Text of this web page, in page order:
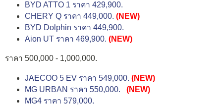
BYD ATTO 1 ราคา 429,900.
CHERY Q ราคา 449,000. (NEW)
BYD Dolphin ราคา 449,900.
Aion UT ราคา 469,900. (NEW)
ราคา 500,000 - 1,000,000.
JAECOO 5 EV ราคา 549,000. (NEW)
MG URBAN ราคา 550,000.
(NEW)
MG4 ราคา 579,000.